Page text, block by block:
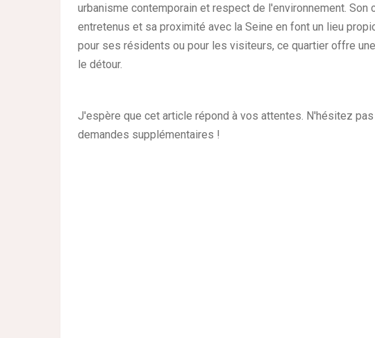
urbanisme contemporain et respect de l'environnement.
entretenus et sa proximité avec la Seine en font un lieu
pour ses résidents ou pour les visiteurs, ce quartier offre
le détour.
J'espère que cet article répond à vos attentes. N'hésitez
demandes supplémentaires !